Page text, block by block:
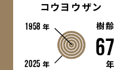
コウヨウザン
1958年
2025年
樹齢
67
年